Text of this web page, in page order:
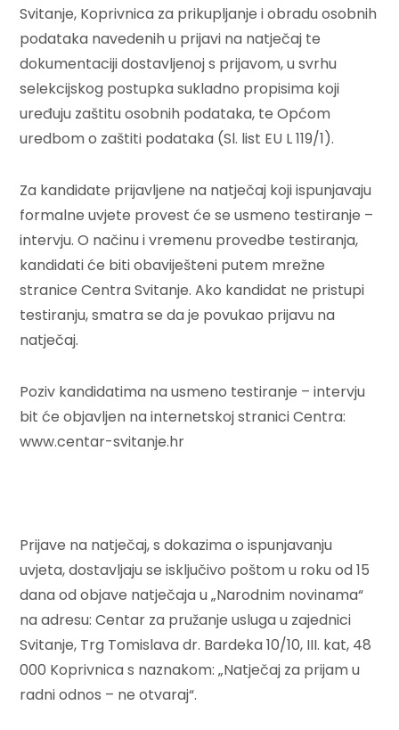
Svitanje, Koprivnica za prikupljanje i obradu osobnih
podataka navedenih u prijavi na natječaj te
dokumentaciji dostavljenoj s prijavom, u svrhu
selekcijskog postupka sukladno propisima koji
uređuju zaštitu osobnih podataka, te Općom
uredbom o zaštiti podataka (Sl. list EU L 119/1).
Za kandidate prijavljene na natječaj koji ispunjavaju
formalne uvjete provest će se usmeno testiranje –
intervju. O načinu i vremenu provedbe testiranja,
kandidati će biti obaviješteni putem mrežne
stranice Centra Svitanje. Ako kandidat ne pristupi
testiranju, smatra se da je povukao prijavu na
natječaj.
Poziv kandidatima na usmeno testiranje – intervju
bit će objavljen na internetskoj stranici Centra:
www.centar-svitanje.hr
Prijave na natječaj, s dokazima o ispunjavanju
uvjeta, dostavljaju se isključivo poštom u roku od 15
dana od objave natječaja u „Narodnim novinama“
na adresu: Centar za pružanje usluga u zajednici
Svitanje, Trg Tomislava dr. Bardeka 10/10, III. kat, 48
000 Koprivnica s naznakom: „Natječaj za prijam u
radni odnos – ne otvaraj“.